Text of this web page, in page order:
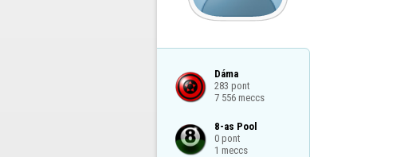
Dáma
283 pont
7 556 meccs
8-as Pool
0 pont
1 meccs